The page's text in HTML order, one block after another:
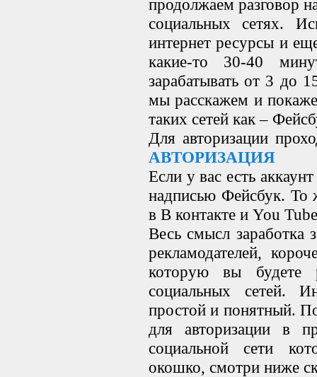
продолжаем разговор
социальных сетях.
интернет ресурсы и
какие-то 30-40
зарабатывать от 3 до
мы расскажем и
таких сетей как –
Для авторизации
АВТОРИЗАЦИЯ
Если у вас есть
надписью Фейсбук. То
в В контакте и You
Весь смысл заработка
рекламодателей,
которую вы будете
социальных сетей.
простой и понятный.
для авторизации в
социальной сети
окошко, смотри ниже